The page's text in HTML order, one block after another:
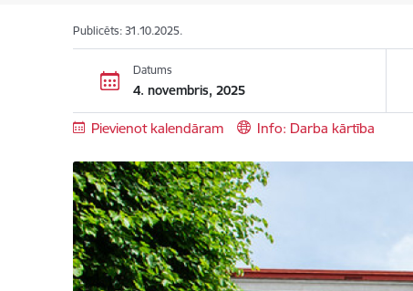
Publicēts: 31.10.2025.
Datums
4. novembris, 2025
Pievienot kalendāram Info: Darba kārtība